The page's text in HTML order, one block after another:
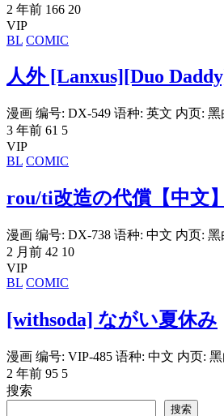
2 年前 166 20
VIP
BL COMIC
人外 [Lanxus][Duo
漫画 编号: DX-549 语种: 英文 内页:
3 年前 61 5
VIP
BL COMIC
rou/ti改造の代償【中文】
漫画 编号: DX-738 语种: 中文 内页:
2 月前 42 10
VIP
BL COMIC
[withsoda] ながい夏休み
漫画 编号: VIP-485 语种: 中文 内页:
2 年前 95 5
搜索
搜索